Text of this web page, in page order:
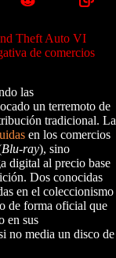
Theft Auto VI
de comercios
las
un terremoto de
tradicional. La
en los comercios
Blu-ray), sino
digital al precio base
Dos conocidas
en el coleccionismo
de forma oficial que
en sus
no media un disco de